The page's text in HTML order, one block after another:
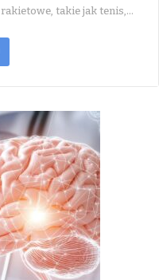
rakietowe, takie jak tenis,…